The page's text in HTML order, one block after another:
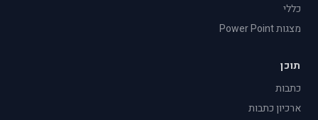
כללי
מצגות Power Point
תוכן
כתבות
ארכיון כתבות